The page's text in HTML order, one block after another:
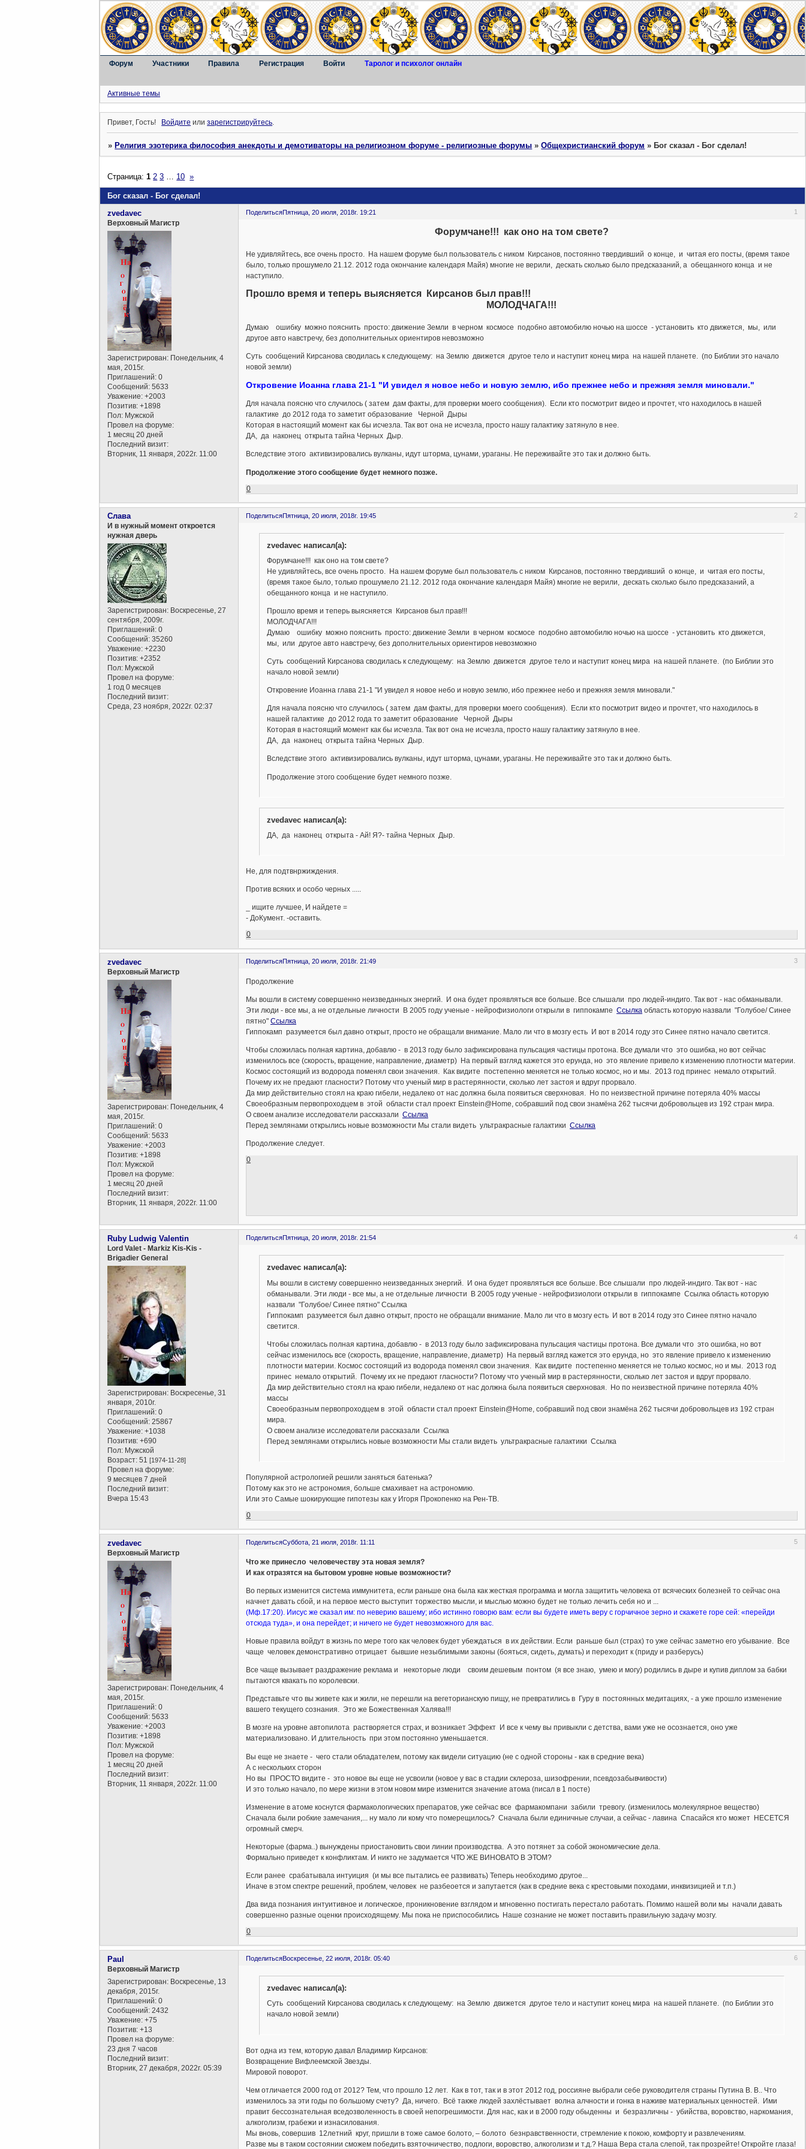
Форум Участники Правила Регистрация Войти Таролог и психолог онлайн
Активные темы
Привет, Гость! Войдите илизарегистрируйтесь.
»Религия эзотерика философия анекдоты и демотиваторы на религиозном форуме - религиозные форумы »Общехристианский форум »Бог сказал - Бог сделал!
Бог сказал - Бог сделал!
Страница:1 2 3 10 »
Поделиться 1
Пятница, 20 июля, 2018г. 19:21
zvedavec
Верховный Магистр
Зарегистрирован: Понедельник, 4
мая, 2015г.
Приглашений: 0
Сообщений: 5633
Уважение: +2003
Позитив: +1898
Пол: Мужской
Провел на форуме:
1 месяц 20 дней
Последний визит:
Вторник, 11 января, 2022г. 11:00
Форумчане!!! как оно на том свете?
Не удивляйтесь, все очень просто. На нашем форуме был пользователь с ником Кирсанов, постоянно твердивший о конце, и читая его посты, (время такое
было, только прошумело 21.12. 2012 года окончание календаря Майя) многие не верили, дескать сколько было предсказаний, а обещанного конца и не
наступило.
Прошло время и теперь выясняется Кирсанов был прав!!!
МОЛОДЧАГА!!!
Думаю ошибку можно пояснить просто: движение Земли в черном космосе подобно автомобилю ночью на шоссе - установить кто движется, мы, или
другое авто навстречу, без дополнительных ориентиров невозможно
Суть сообщений Кирсанова сводилась к следующему: на Землю движется другое тело и наступит конец мира на нашей планете. (по Библии это начало
новой земли)
Откровение Иоанна глава 21-1 "И увидел я новое небо и новую землю, ибо прежнее небо и прежняя земля миновали."
Для начала поясню что случилось ( затем дам факты, для проверки моего сообщения). Если кто посмотрит видео и прочтет, что находилось в нашей
галактике до 2012 года то заметит образование Черной Дыры
Которая в настоящий момент как бы исчезла. Так вот она не исчезла, просто нашу галактику затянуло в нее.
ДА, да наконец открыта тайна Черных Дыр.
Вследствие этого активизировались вулканы, идут шторма, цунами, ураганы. Не переживайте это так и должно быть.
Продолжение этого сообщение будет немного позже.
0
Поделиться 2
Пятница, 20 июля, 2018г. 19:45
Слава
И в нужный момент откроется
нужная дверь
Зарегистрирован: Воскресенье, 27
сентября, 2009г.
Приглашений: 0
Сообщений: 35260
Уважение: +2230
Позитив: +2352
Пол: Мужской
Провел на форуме:
1 год 0 месяцев
Последний визит:
Среда, 23 ноября, 2022г. 02:37
zvedavec написал(а):
Форумчане!!! как оно на том свете?
Не удивляйтесь, все очень просто. На нашем форуме был пользователь с ником Кирсанов, постоянно твердивший о конце, и читая его посты,
(время такое было, только прошумело 21.12. 2012 года окончание календаря Майя) многие не верили, дескать сколько было предсказаний, а
обещанного конца и не наступило.
Прошло время и теперь выясняется Кирсанов был прав!!!
МОЛОДЧАГА!!!
Думаю ошибку можно пояснить просто: движение Земли в черном космосе подобно автомобилю ночью на шоссе - установить кто движется,
мы, или другое авто навстречу, без дополнительных ориентиров невозможно
Суть сообщений Кирсанова сводилась к следующему: на Землю движется другое тело и наступит конец мира на нашей планете. (по Библии это
начало новой земли)
Откровение Иоанна глава 21-1 "И увидел я новое небо и новую землю, ибо прежнее небо и прежняя земля миновали."
Для начала поясню что случилось ( затем дам факты, для проверки моего сообщения). Если кто посмотрит видео и прочтет, что находилось в
нашей галактике до 2012 года то заметит образование Черной Дыры
Которая в настоящий момент как бы исчезла. Так вот она не исчезла, просто нашу галактику затянуло в нее.
ДА, да наконец открыта тайна Черных Дыр.
Вследствие этого активизировались вулканы, идут шторма, цунами, ураганы. Не переживайте это так и должно быть.
Продолжение этого сообщение будет немного позже.
zvedavec написал(а):
ДА, да наконец открыта - Ай! Я?- тайна Черных Дыр.
Не, для подтвнржиждения.
Против всяких и особо черных .....
_ ищите лучшее, И найдете =
- ДоКумент. -оставить.
0
Поделиться 3
Пятница, 20 июля, 2018г. 21:49
zvedavec
Верховный Магистр
Зарегистрирован: Понедельник, 4
мая, 2015г.
Приглашений: 0
Сообщений: 5633
Уважение: +2003
Позитив: +1898
Пол: Мужской
Провел на форуме:
1 месяц 20 дней
Последний визит:
Вторник, 11 января, 2022г. 11:00
Продолжение
Мы вошли в систему совершенно неизведанных энергий. И она будет проявляться все больше. Все слышали про людей-индиго. Так вот - нас обманывали.
Эти люди - все мы, а не отдельные личности В 2005 году ученые - нейрофизиологи открыли в гиппокампе Ссылка область которую назвали "Голубое/ Синее
пятно" Ссылка
Гиппокамп разумеется был давно открыт, просто не обращали внимание. Мало ли что в мозгу есть И вот в 2014 году это Синее пятно начало светится.
Чтобы сложилась полная картина, добавлю - в 2013 году было зафиксирована пульсация частицы протона. Все думали что это ошибка, но вот сейчас
изменилось все (скорость, вращение, направление, диаметр) На первый взгляд кажется это ерунда, но это явление привело к изменению плотности материи.
Космос состоящий из водорода поменял свои значения. Как видите постепенно меняется не только космос, но и мы. 2013 год принес немало открытий.
Почему их не предают гласности? Потому что ученый мир в растерянности, сколько лет застоя и вдруг прорвало.
Да мир действительно стоял на краю гибели, недалеко от нас должна была появиться сверхновая. Но по неизвестной причине потеряла 40% массы
Своеобразным первопроходцем в этой области стал проект Einstein@Home, собравший под свои знамёна 262 тысячи добровольцев из 192 стран мира.
О своем анализе исследователи рассказали Ссылка
Перед землянами открылись новые возможности Мы стали видеть ультракрасные галактики Ссылка
Продолжение следует.
0
Поделиться 4
Пятница, 20 июля, 2018г. 21:54
Ruby Ludwig Valentin
Lord Valet - Markiz Kis-Kis -
Brigadier General
Зарегистрирован: Воскресенье, 31
января, 2010г.
Приглашений: 0
Сообщений: 25867
Уважение: +1038
Позитив: +690
Пол: Мужской
Возраст: 51[1974-11-28]
Провел на форуме:
9 месяцев 7 дней
Последний визит:
Вчера 15:43
zvedavec написал(а):
Мы вошли в систему совершенно неизведанных энергий. И она будет проявляться все больше. Все слышали про людей-индиго. Так вот - нас
обманывали. Эти люди - все мы, а не отдельные личности В 2005 году ученые - нейрофизиологи открыли в гиппокампе Ссылка область которую
назвали "Голубое/ Синее пятно" Ссылка
Гиппокамп разумеется был давно открыт, просто не обращали внимание. Мало ли что в мозгу есть И вот в 2014 году это Синее пятно начало
светится.
Чтобы сложилась полная картина, добавлю - в 2013 году было зафиксирована пульсация частицы протона. Все думали что это ошибка, но вот
сейчас изменилось все (скорость, вращение, направление, диаметр) На первый взгляд кажется это ерунда, но это явление привело к изменению
плотности материи. Космос состоящий из водорода поменял свои значения. Как видите постепенно меняется не только космос, но и мы. 2013 год
принес немало открытий. Почему их не предают гласности? Потому что ученый мир в растерянности, сколько лет застоя и вдруг прорвало.
Да мир действительно стоял на краю гибели, недалеко от нас должна была появиться сверхновая. Но по неизвестной причине потеряла 40%
массы
Своеобразным первопроходцем в этой области стал проект Einstein@Home, собравший под свои знамёна 262 тысячи добровольцев из 192 стран
мира.
О своем анализе исследователи рассказали Ссылка
Перед землянами открылись новые возможности Мы стали видеть ультракрасные галактики Ссылка
Популярной астрологией решили заняться батенька?
Потому как это не астрономия, больше смахивает на астрономию.
Или это Самые шокирующие гипотезы как у Игоря Прокопенко на Рен-ТВ.
0
Поделиться 5
Суббота, 21 июля, 2018г. 11:11
zvedavec
Верховный Магистр
Зарегистрирован: Понедельник, 4
мая, 2015г.
Приглашений: 0
Сообщений: 5633
Уважение: +2003
Позитив: +1898
Пол: Мужской
Провел на форуме:
1 месяц 20 дней
Последний визит:
Вторник, 11 января, 2022г. 11:00
Что же принесло человечеству эта новая земля?
И как отразятся на бытовом уровне новые возможности?
Во первых изменится система иммунитета, если раньше она была как жесткая программа и могла защитить человека от всяческих болезней то сейчас она
начнет давать сбой, и на первое место выступит торжество мысли, и мыслью можно будет не только лечить себя но и ...
(Мф.17:20). Иисус же сказал им: по неверию вашему; ибо истинно говорю вам: если вы будете иметь веру с горчичное зерно и скажете горе сей: «перейди
отсюда туда», и она перейдет; и ничего не будет невозможного для вас.
Новые правила войдут в жизнь по мере того как человек будет убеждаться в их действии. Если раньше был (страх) то уже сейчас заметно его убывание. Все
чаще человек демонстративно отрицает бывшие незыблимыми законы (бояться, сидеть, думать) и переходит к (приду и разберусь)
Все чаще вызывает раздражение реклама и некоторые люди своим дешевым понтом (я все знаю, умею и могу) родились в дыре и купив диплом за бабки
пытаются квакать по королевски.
Представьте что вы живете как и жили, не перешли на вегеторианскую пищу, не превратились в Гуру в постоянных медитациях, - а уже прошло изменение
вашего текущего сознания. Это же Божественная Халява!!!
В мозге на уровне автопилота растворяется страх, и возникает Эффект И все к чему вы привыкли с детства, вами уже не осознается, оно уже
материализовано. И длительность при этом постоянно уменьшается.
Вы еще не знаете - чего стали обладателем, потому как видели ситуацию (не с одной стороны - как в средние века)
А с нескольких сторон
Но вы ПРОСТО видите - это новое вы еще не усвоили (новое у вас в стадии склероза, шизофрении, псевдозабывчивости)
И это только начало, по мере жизни в этом новом мире изменится значение атома (писал в 1 посте)
Изменение в атоме коснутся фармакологических препаратов, уже сейчас все фармакомпани забили тревогу. (изменилось молекулярное вещество)
Сначала были робкие замечания,... ну мало ли кому что померещилось? Сначала были единичные случаи, а сейчас - лавина Спасайся кто может НЕСЕТСЯ
огромный смерч.
Некоторые (фарма..) вынуждены приостановить свои линии производства. А это потянет за собой экономические дела.
Формально приведет к конфликтам. И никто не задумается ЧТО ЖЕ ВИНОВАТО В ЭТОМ?
Если ранее срабатывала интуиция (и мы все пытались ее развивать) Теперь необходимо другое...
Иначе в этом спектре решений, проблем, человек не разбеоется и запутается (как в средние века с крестовыми походами, инквизицией и т.п.)
Два вида познания интуитивное и логическое, проникновение взглядом и мгновенно постигать перестало работать. Помимо нашей воли мы начали давать
совершенно разные оценки происходящему. Мы пока не приспособились Наше сознание не может поставить правильную задачу мозгу.
0
Поделиться 6
Воскресенье, 22 июля, 2018г. 05:40
Paul
Верховный Магистр
Зарегистрирован: Воскресенье, 13
декабря, 2015г.
Приглашений: 0
Сообщений: 2432
Уважение: +75
Позитив: +13
Провел на форуме:
23 дня 7 часов
Последний визит:
Вторник, 27 декабря, 2022г. 05:39
zvedavec написал(а):
Суть сообщений Кирсанова сводилась к следующему: на Землю движется другое тело и наступит конец мира на нашей планете. (по Библии это
начало новой земли)
Вот одна из тем, которую давал Владимир Кирсанов:
Возвращение Вифлеемской Звезды.
Мировой поворот.
Чем отличается 2000 год от 2012? Тем, что прошло 12 лет. Как в тот, так и в этот 2012 год, россияне выбрали себе руководителя страны Путина В. В.. Что
изменилось за эти годы по большому счету? Да, ничего. Всё также людей захлёстывает волна алчности и гонка в наживе материальных ценностей. Ими
правит бессознательная вседозволенность в своей непогрешимости. Для нас, как и в 2000 году обыденны и безразличны - убийства, воровство, наркомания,
алкоголизм, грабежи и изнасилования.
Мы вновь, совершив 12летний круг, пришли в тоже самое болото, – болото безнравственности, стремление к покою, комфорту и развлечениям.
Разве мы в таком состоянии сможем победить взяточничество, подлоги, воровство, алкоголизм и т.д.? Наша Вера стала слепой, так прозрейте! Откройте глаза!